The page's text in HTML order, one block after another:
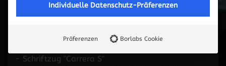
Schlüsselanhänger
- Schriftzug "Carrera S"
Individuelle Datenschutz-Präferenzen
Präferenzen Borlabs Cookie